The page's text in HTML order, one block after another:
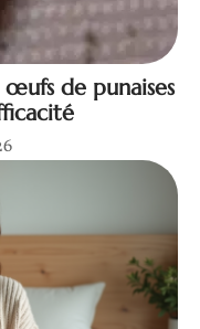
de punaises